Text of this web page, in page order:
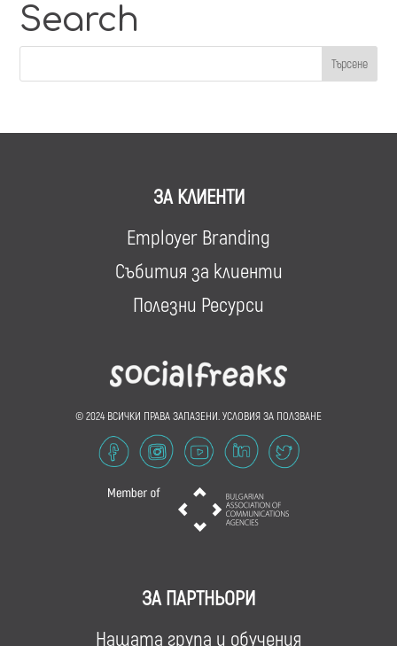
Search
ЗА КЛИЕНТИ
Employer Branding
Събития за клиенти
Полезни Ресурси
© 2024 ВСИЧКИ ПРАВА ЗАПАЗЕНИ. УСЛОВИЯ ЗА ПОЛЗВАНЕ
ЗА ПАРТНЬОРИ
Нашата група и обучения